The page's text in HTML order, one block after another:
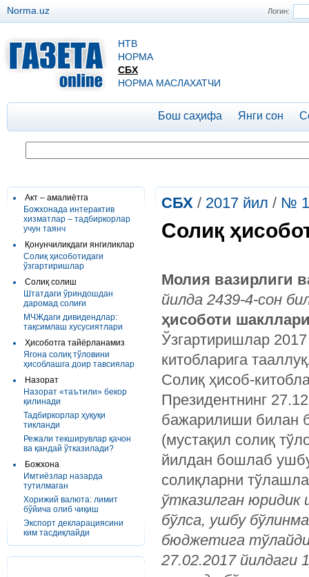
Логин:
Norma.uz
НТВ
НОРМА
СБХ
НОРМА МАСЛАХАТЧИ
Бош саҳифа Янги сон
Акт – амалиётга
Божхонада интерактив
хизматлар – тадбиркорлар
учун таянч
Қонунчиликдаги янгиликлар
Солиқ ҳисоботидаги
ўзгартиришлар
Солиқ солиш
Штатдаги ўриндошдан
даромад солиғи
МЧЖдаги дивидендлар:
тақсимлаш хусусиятлари
Ҳисоботга тайёрланамиз
Ягона солиқ тўловини
ҳисоблашга доир тавсиялар
Назорат
Назорат «таътили» бекор
қилинади
Тадбиркорлар ҳуқуқи
тикланди
Режали текширувлар қачон
ва қандай ўтказилади?
Божхона
Имтиёзлар назарда
тутилмаган
Хорижий валюта: лимит
бўйича олиб чиқиш
Экспорт декларациясини
ким тасдиқлайди
СБХ / 2017 йил / №
Солиқ
Молия вазирлиги
йилда 2439-4-сон
ҳисоботи
Ўзгартиришлар
китобларига
Солиқ ҳисоб-
Президентнинг
бажарилиши билан
(мустақил солиқ
йилдан бошлаб
солиқларни
ўтказилган юридик
бўлса, ушбу
бюджетига
27.02.2017 йилдаги